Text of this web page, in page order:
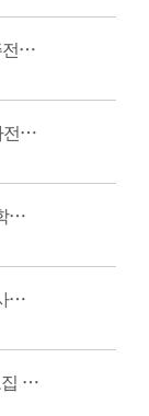
2026학년도 2학기 융합·학생설계전공 주전공 이수(취소) 신청 안내
2026학년도 2학기 군입대 휴학바구니(사전휴학) 신청 안내
2026학년도 1학기 군복무자(군휴학자) 학점인정 신청 안내
2026학년도 하계 대학생 재능봉사 캠프사업 멘토(팀) 모집
2026학년도 2학기 학생생활관 입실생 모집 안내